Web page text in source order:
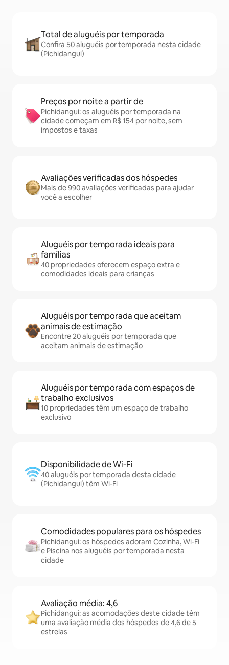
Total de aluguéis por temporada
Confira 50 aluguéis por temporada nesta cidade
(Pichidangui)
Preços por noite a partir de
Pichidangui: os aluguéis por temporada na
cidade começam em R$ 154 por noite, sem
impostos e taxas
Avaliações verificadas dos hóspedes
Mais de 990 avaliações verificadas para ajudar
você a escolher
Aluguéis por temporada ideais para
famílias
40 propriedades oferecem espaço extra e
comodidades ideais para crianças
Aluguéis por temporada que aceitam
animais de estimação
Encontre 20 aluguéis por temporada que
aceitam animais de estimação
Aluguéis por temporada com espaços de
trabalho exclusivos
10 propriedades têm um espaço de trabalho
exclusivo
Disponibilidade de Wi-Fi
40 aluguéis por temporada desta cidade
(Pichidangui) têm Wi-Fi
Comodidades populares para os hóspedes
Pichidangui: os hóspedes adoram Cozinha, Wi-Fi
e Piscina nos aluguéis por temporada nesta
cidade
Avaliação média: 4,6
Pichidangui: as acomodações deste cidade têm
uma avaliação média dos hóspedes de 4,6 de 5
estrelas